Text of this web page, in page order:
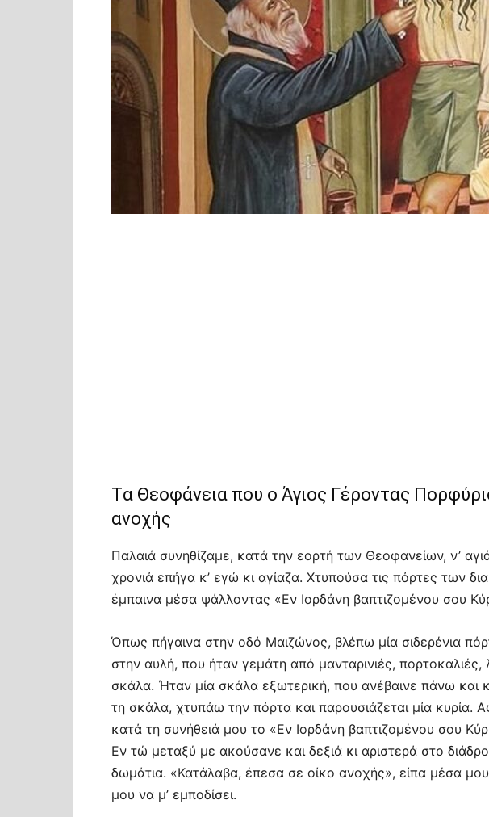
Tα Θεοφάνεια που ο Άγιος Γέροντας
ανοχής
Παλαιά συνηθίζαμε, κατά την εορτή των Θεοφανείων, ν’
χρονιά επήγα κ’ εγώ κι αγίαζα. Χτυπούσα τις πόρτες των
έμπαινα μέσα ψάλλοντας «Εν Ιορδάνη βαπτιζομένου σου
Όπως πήγαινα στην οδό Μαιζώνος, βλέπω μία σιδερένια
στην αυλή, που ήταν γεμάτη από μανταρινιές,
σκάλα. Ήταν μία σκάλα εξωτερική, που ανέβαινε πάνω και
τη σκάλα, χτυπάω την πόρτα και παρουσιάζεται μία κυρία.
κατά τη συνήθειά μου το «Εν Ιορδάνη βαπτιζομένου σου
Εν τώ μεταξύ με ακούσανε και δεξιά κι αριστερά στο
δωμάτια. «Κατάλαβα, έπεσα σε οίκο ανοχής», είπα μέσα
μου να μ’ εμποδίσει.